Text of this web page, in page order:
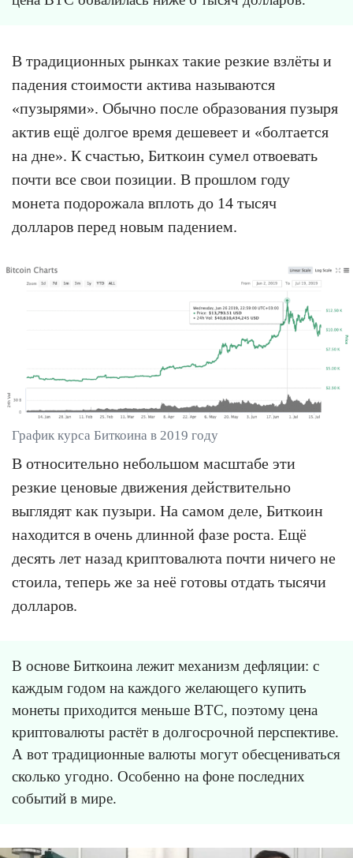
В традиционных рынках такие резкие взлёты и
падения стоимости актива называются
«пузырями». Обычно после образования пузыря
актив ещё долгое время дешевеет и «болтается
на дне». К счастью, Биткоин сумел отвоевать
почти все свои позиции. В прошлом году
монета подорожала вплоть до 14 тысяч
долларов перед новым падением.
График курса Биткоина в 2019 году
В относительно небольшом масштабе эти
резкие ценовые движения действительно
выглядят как пузыри. На самом деле, Биткоин
находится в очень длинной фазе роста. Ещё
десять лет назад криптовалюта почти ничего не
стоила, теперь же за неё готовы отдать тысячи
долларов.
В основе Биткоина лежит механизм дефляции: с
каждым годом на каждого желающего купить
монеты приходится меньше BTC, поэтому цена
криптовалюты растёт в долгосрочной перспективе.
А вот традиционные валюты могут обесцениваться
сколько угодно. Особенно на фоне последних
событий в мире.